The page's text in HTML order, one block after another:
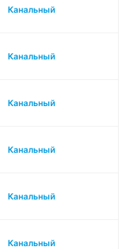
Канальный
Канальный
Канальный
Канальный
Канальный
Канальный